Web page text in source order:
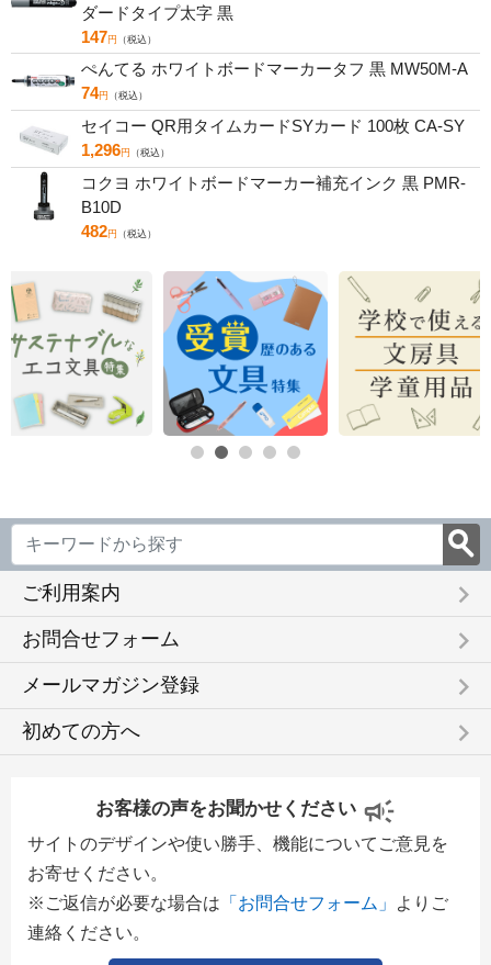
ダードタイプ太字 黒
147円 （税込）
ぺんてる ホワイトボードマーカータフ 黒 MW50M-A
74円 （税込）
セイコー QR用タイムカードSYカード 100枚 CA-SY
1,296円 （税込）
コクヨ ホワイトボードマーカー補充インク 黒 PMR-
B10D
482円 （税込）
ご利用案内 keyboard_arrow_right
お問合せフォーム keyboard_arrow_right
メールマガジン登録 keyboard_arrow_right
初めての方へ keyboard_arrow_right
お客様の声をお聞かせください
サイトのデザインや使い勝手、機能についてご意見を
お寄せください。
※ご返信が必要な場合は 「お問合せフォーム」
よりご
連絡ください。